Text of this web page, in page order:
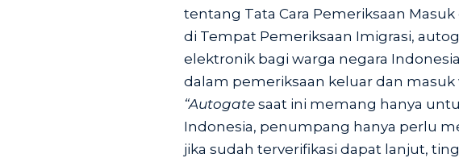
tentang Tata Cara Pemeriksaan
di Tempat Pemeriksaan Imigrasi,
elektronik bagi warga negara
dalam pemeriksaan keluar dan masuk
“Autogatesaat ini memang hanya
Indonesia, penumpang hanya perlu
jika sudah terverifikasi dapat lanjut,